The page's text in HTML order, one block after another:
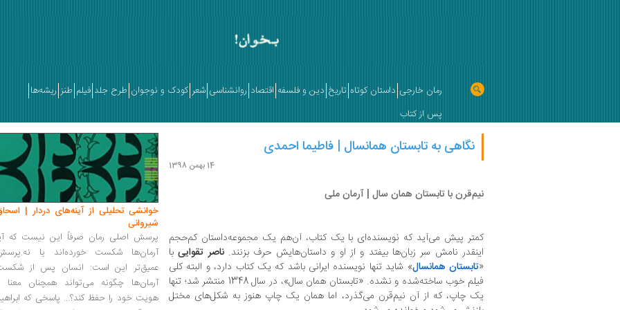
رمان خارجی داستان کوتاه تاریخ دین و فلسفه اقتصاد روانشناسی شعر کودک و نوجوان طرح جلد فیلم طنز ریشه‌ها
پس از کتاب
نگاهی به تابستان همانسال | فاطیما احمدی
14 بهمن 1398
نیم‌قرن با تابستان همان سال | آرمان ملی
کمتر پیش می‌آید که نویسنده‌ای با یک کتاب، آن‌هم یک مجموعه‌داستان کم‌حجم
اینقدر نامش سر زبان‌ها بیفتد و از او و داستان‌هایش حرف بزنند. ناصر تقواییبا
«تابستان همانسال» شاید تنها نویسنده ایرانی باشد که یک کتاب دارد، و البته کلی
فیلم خوب ساخته‌شده و نشده. «تابستان همان سال»، در سال 1348 منتشر شد؛ تنها
یک چاپ، که از آن نیم‌قرن می‌گذرد، اما همان یک چاپ هنوز به شکل‌های مختل
خوانشی تحلیلی از آینه‌های دردار |
شیروانی
پرسش اصلی رمان صرفاً این نیست که
آرمان‌ها شکست خورده‌اند یا
عمیق‌تر این است: انسان پس از
آرمان‌ها چگونه می‌تواند همچنان معنا
هویت خود را حفظ کند؟... پاسخی که